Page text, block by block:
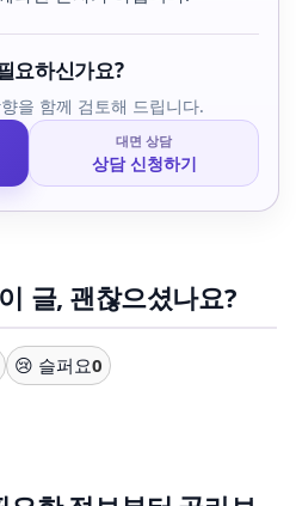
요하신가요?
을 함께 검토해 드립니다.
대면 상담
상담 신청하기
글, 괜찮으셨나요?
😢 슬퍼요0